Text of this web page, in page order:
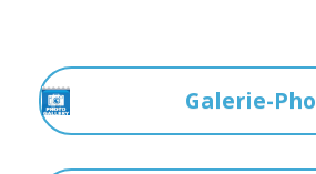
Galerie-